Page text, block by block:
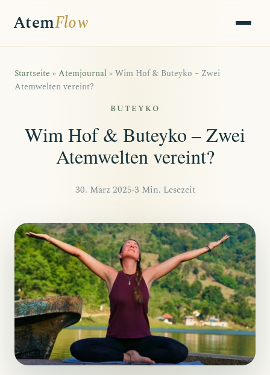
AtemFlow
Startseite » Atemjournal » Wim Hof & Buteyko – Zwei
Atemwelten vereint?
BUTEYKO
Wim Hof & Buteyko – Zwei
Atemwelten vereint?
30. März 2025·3 Min. Lesezeit